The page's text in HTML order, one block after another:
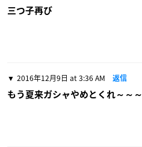
三つ子再び
2016年12月9日 at 3:36 AM 返信
もう夏来ガシャやめとくれ～～～